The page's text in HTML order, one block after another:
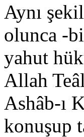
Aynı
olunca -
yahut
Allah
Ashâb-ı
konuşup